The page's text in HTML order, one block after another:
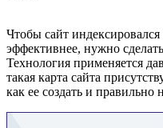
Чтобы сайт
эффективнее, нужно
Технология применяется
такая карта сайта
как ее создать и правильно